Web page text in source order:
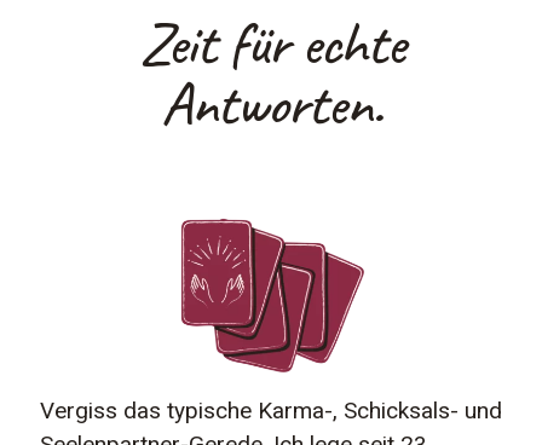
Zeit für echte
Antworten.
Vergiss das typische Karma-, Schicksals- und